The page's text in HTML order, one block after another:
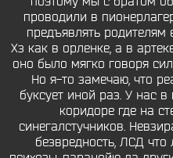
проводили в
предъявлять
Хз как в орленке, а в
оно было мягко говоря
Но я-то замечаю, что
буксует иной раз. У нас
коридоре где на
синегалстучников.
безвредность, ЛСД